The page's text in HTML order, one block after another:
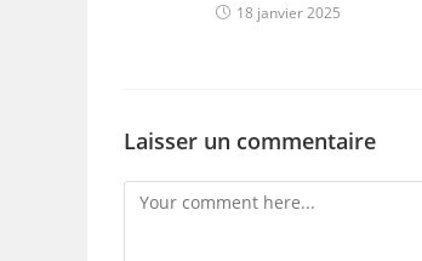
18 janvier 2025
Laisser un commentaire